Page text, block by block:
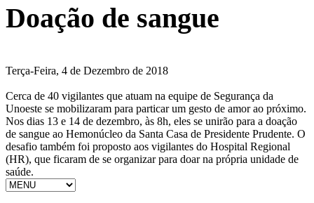
Doação de sangue
Terça-Feira, 4 de Dezembro de 2018
Cerca de 40 vigilantes que atuam na equipe de Segurança da
Unoeste se mobilizaram para particar um gesto de amor ao próximo.
Nos dias 13 e 14 de dezembro, às 8h, eles se unirão para a doação
de sangue ao Hemonúcleo da Santa Casa de Presidente Prudente. O
desafio também foi proposto aos vigilantes do Hospital Regional
(HR), que ficaram de se organizar para doar na própria unidade de
saúde.